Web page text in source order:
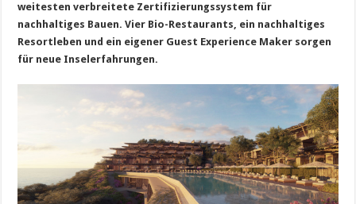
weitesten verbreitete Zertifizierungssystem für
nachhaltiges Bauen. Vier Bio-Restaurants, ein nachhaltiges
Resortleben und ein eigener Guest Experience Maker sorgen
für neue Inselerfahrungen.